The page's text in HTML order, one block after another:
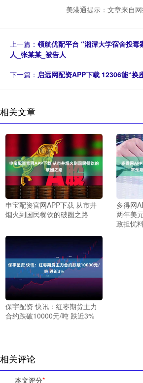
美港通提示：文章来自
上一篇： 领航优配平台 “湘潭大学宿舍投毒
人_张某某_被告人
下一篇： 启远网配资APP下载 12306能“换
相关文章
申宝配资官网APP下载 从市井
烟火到国民餐饮的破圈之路
多得网
两年美
政担忧
保宇配资 快讯：红枣期货主力
合约跌破10000元/吨 跌近3%
相关评论
本文评分*